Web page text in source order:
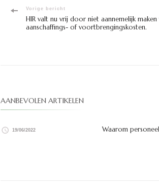
Bericht
navigatie
Vorige bericht
HIR valt nu vrij door niet aannemelijk maken
aanschaffings- of voortbrengingskosten.
AANBEVOLEN ARTIKELEN
19/06/2022 Waarom